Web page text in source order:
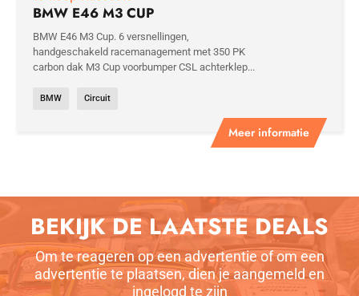
Meer informatie
BMW E46 M3 CUP
BMW E46 M3 Cup. 6 versnellingen,
handgeschakeld racemanagement met 350 PK
carbon dak M3 Cup voorbumper CSL achterklep...
BMW Circuit
BEKIJK DE LAATSTE DEALS
Om te reageren op een advertentie of om een
advertentie te plaatsen, dien je aangemeld en
ingelogd te zijn